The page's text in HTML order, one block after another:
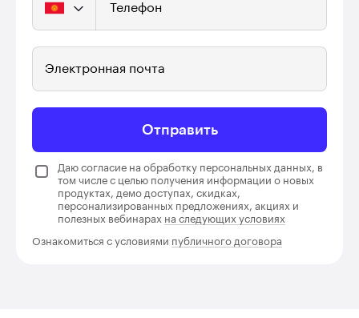
Телефон
Электронная почта
Отправить
Даю согласие на обработку персональных данных, в
том числе с целью получения информации о новых
продуктах, демо доступах, скидках,
персонализированных предложениях, акциях и
полезных вебинарах на следующих условиях
Ознакомиться с условиями публичного договора